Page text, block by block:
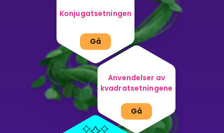
Konjugatsetningen
Gå
Anvendelser av
kvadratsetningene
Gå